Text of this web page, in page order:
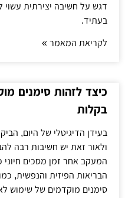
דגש על חשיבה יצירתית עשוי
בעתיד.
לקריאת המאמר »
כיצד לזהות סימנים
בקלות
בעידן הדיגיטלי של היום,
ולאור זאת יש חשיבות רבה
המעקב אחר זמן מסכים
הבריאות הפיזית והנפשית,
סימנים מוקדמים של שימוש